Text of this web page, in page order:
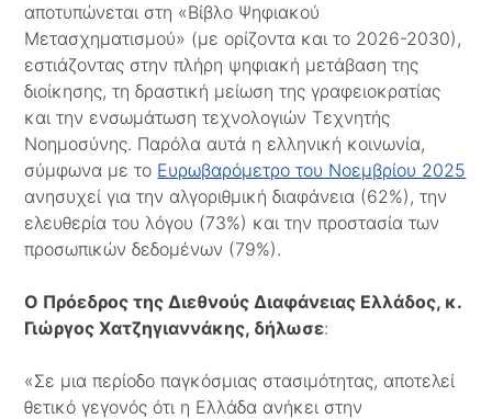
αποτυπώνεται στη «Βίβλο Ψηφιακού
Μετασχηματισμού» (με ορίζοντα και το 2026-2030),
εστιάζοντας στην πλήρη ψηφιακή μετάβαση της
διοίκησης, τη δραστική μείωση της γραφειοκρατίας
και την ενσωμάτωση τεχνολογιών Τεχνητής
Νοημοσύνης. Παρόλα αυτά η ελληνική κοινωνία,
σύμφωνα με το Ευρωβαρόμετρο του Νοεμβρίου 2025
ανησυχεί για την αλγοριθμική διαφάνεια (62%), την
ελευθερία του λόγου (73%) και την προστασία των
προσωπικών δεδομένων (79%).
Ο Πρόεδρος της Διεθνούς Διαφάνειας Ελλάδος, κ.
Γιώργος Χατζηγιαννάκης, δήλωσε:
«Σε μια περίοδο παγκόσμιας στασιμότητας, αποτελεί
θετικό γεγονός ότι η Ελλάδα ανήκει στην